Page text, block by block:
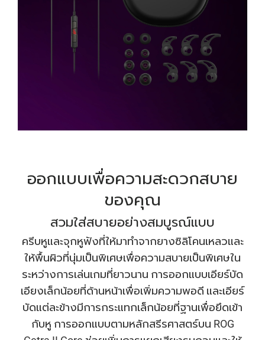
ออกแบบเพื่อความสะดวกสบาย
ของคุณ
สวมใส่สบายอย่างสมบูรณ์แบบ
ครีบหูและจุกหูฟังที่ให้มาทําจากยางซิลิโคนเหลวและ
ให้พื้นผิวที่นุ่มเป็นพิเศษเพื่อความสบายเป็นพิเศษใน
ระหว่างการเล่นเกมที่ยาวนาน การออกแบบเอียร์บัด
เอียงเล็กน้อยที่ด้านหน้าเพื่อเพิ่มความพอดี และเอียร์
บัดแต่ละข้างมีการกระแทกเล็กน้อยที่ฐานเพื่อยึดเข้า
กับหู การออกแบบตามหลักสรีรศาสตร์บน ROG